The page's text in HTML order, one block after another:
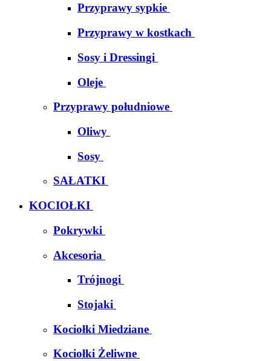
Przyprawy sypkie
Przyprawy w kostkach
Sosy i Dressingi
Oleje
Przyprawy południowe
Oliwy
Sosy
SAŁATKI
KOCIOŁKI
Pokrywki
Akcesoria
Trójnogi
Stojaki
Kociołki Miedziane
Kociołki Żeliwne